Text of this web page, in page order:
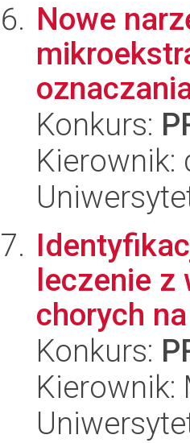
Nowe
Konkurs:
Kierownik:
leczenie z
chorych
Konkurs:
Kierownik: